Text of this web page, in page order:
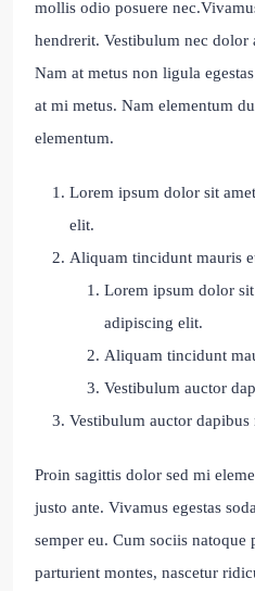
mollis odio posuere
hendrerit. Vestibulum nec dolor
Nam at metus non ligula
at mi metus. Nam elementum
elementum.
Lorem ipsum dolor sit
elit.
Aliquam tincidunt mauris
Lorem ipsum dolor
adipiscing elit.
Aliquam tincidunt
Vestibulum auctor
Vestibulum auctor dapibus
Proin sagittis dolor sed mi
justo ante. Vivamus egestas
semper eu. Cum sociis natoque
parturient montes, nascetur